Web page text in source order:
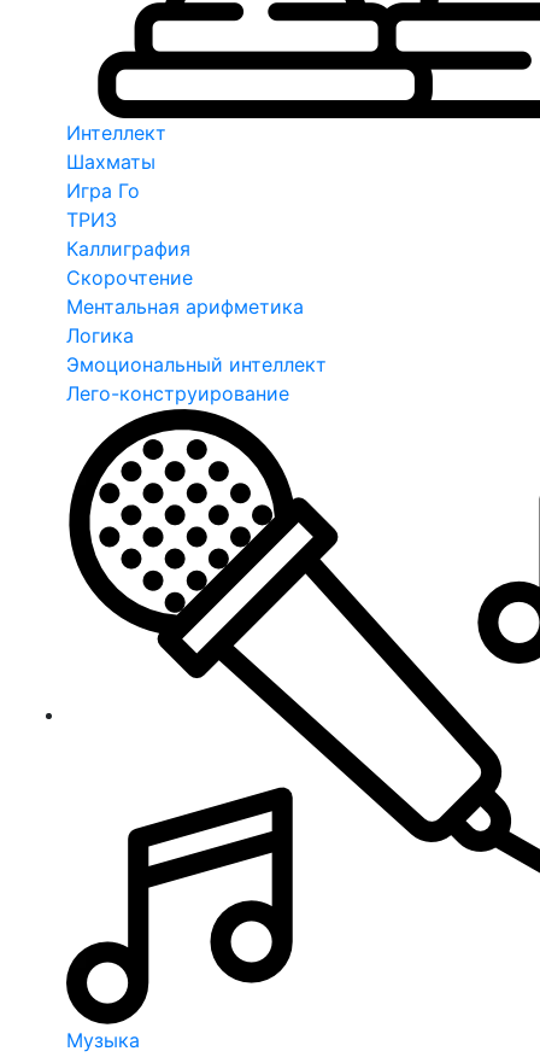
Интеллект
Шахматы
Игра Го
ТРИЗ
Каллиграфия
Скорочтение
Ментальная арифметика
Логика
Эмоциональный интеллект
Лего-конструирование
Музыка